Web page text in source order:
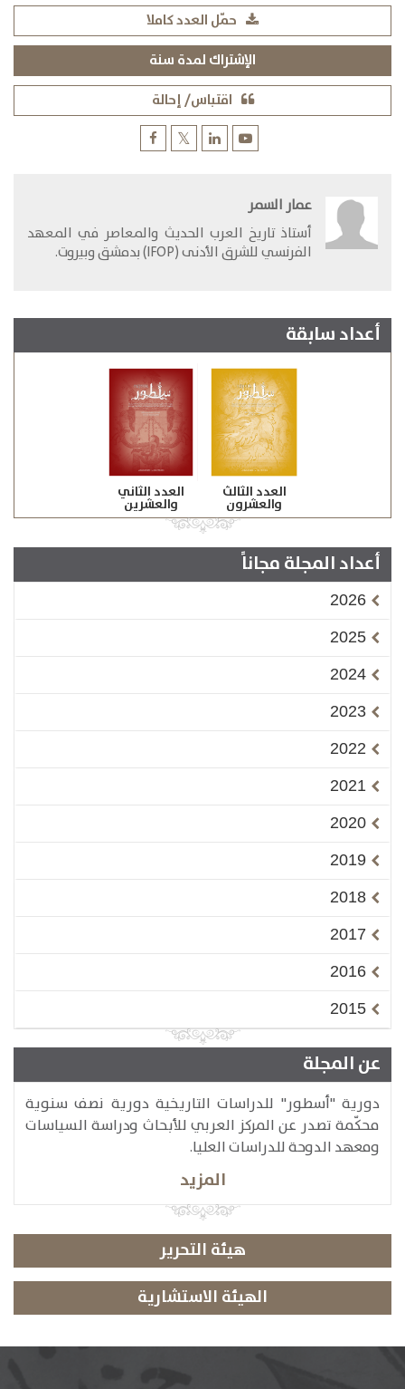
حمّل العدد كاملا
الإشتراك لمدة سنة
اقتباس/ إحالة
عمار السمر
​أستاذ تاريخ العرب الحديث والمعاصر في المعهد
الفرنسي للشرق الأدنى (IFOP) بدمشق وبيروت.
أعداد سابقة
العدد الثالث
والعشرون
العدد الثاني
والعشرين
أعداد المجلة مجاناً
2026
2025
2024
2023
2022
2021
2020
2019
2018
2017
2016
2015
عن المجلة
دورية "أسطور" للدراسات التاريخية دورية نصف سنوية
محكّمة تصدر عن المركز العربي للأبحاث ودراسة السياسات
ومعهد الدوحة للدراسات العليا.
المزيد
هيئة التحرير
الهيئة الاستشارية